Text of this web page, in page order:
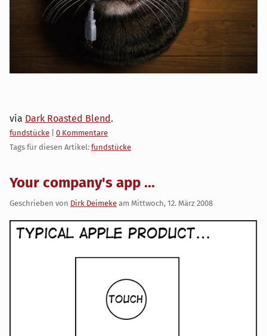
via Dark Roasted Blend .
Kategorien:
fundstücke
0 Kommentare
Tags für diesen Artikel: fundstücke
Your company's app ...
Geschrieben von Dirk Deimeke am Mittwoch, 12. März 2008